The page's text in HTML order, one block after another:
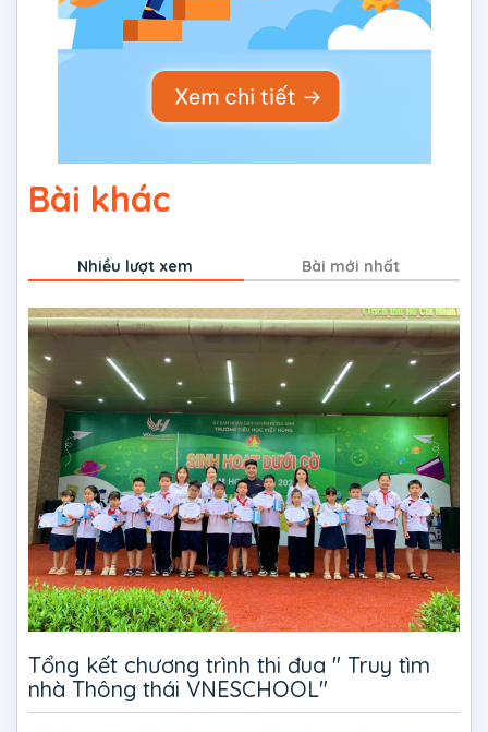
Bài khác
Nhiều lượt xem Bài mới nhất
Tổng kết chương trình thi đua " Truy tìm
nhà Thông thái VNESCHOOL"